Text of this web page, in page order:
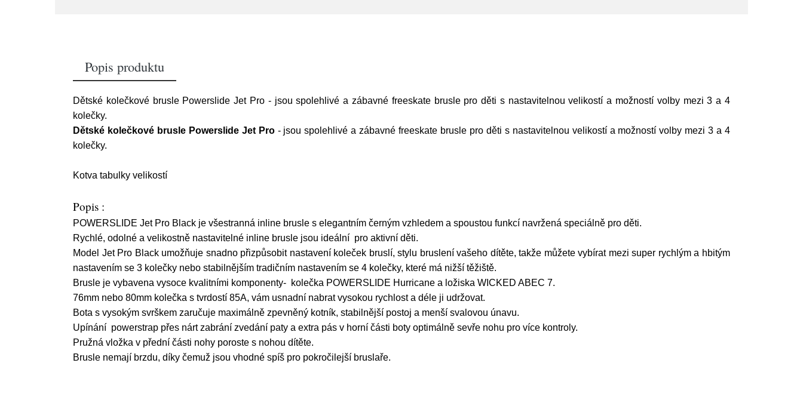
Popis produktu
Dětské kolečkové brusle Powerslide Jet Pro - jsou spolehlivé a zábavné freeskate brusle pro děti s nastavitelnou velikostí a možností volby mezi 3 a 4
kolečky.
Dětské kolečkové brusle Powerslide Jet Pro- jsou spolehlivé a zábavné freeskate brusle pro děti s nastavitelnou velikostí a možností volby mezi 3 a 4
kolečky.
Kotva tabulky velikostí
Popis :
POWERSLIDE Jet Pro Black je všestranná inline brusle s elegantním černým vzhledem a spoustou funkcí navržená speciálně pro děti.
Rychlé, odolné a velikostně nastavitelné inline brusle jsou ideální pro aktivní děti.
Model Jet Pro Black umožňuje snadno přizpůsobit nastavení koleček bruslí, stylu bruslení vašeho dítěte, takže můžete vybírat mezi super rychlým a hbitým
nastavením se 3 kolečky nebo stabilnějším tradičním nastavením se 4 kolečky, které má nižší těžiště.
Brusle je vybavena vysoce kvalitními komponenty- kolečka POWERSLIDE Hurricane a ložiska WICKED ABEC 7.
76mm nebo 80mm kolečka s tvrdostí 85A, vám usnadní nabrat vysokou rychlost a déle ji udržovat.
Bota s vysokým svrškem zaručuje maximálně zpevněný kotník, stabilnější postoj a menší svalovou únavu.
Upínání powerstrap přes nárt zabrání zvedání paty a extra pás v horní části boty optimálně sevře nohu pro více kontroly.
Pružná vložka v přední části nohy poroste s nohou dítěte.
Brusle nemají brzdu, díky čemuž jsou vhodné spíš pro pokročilejší bruslaře.